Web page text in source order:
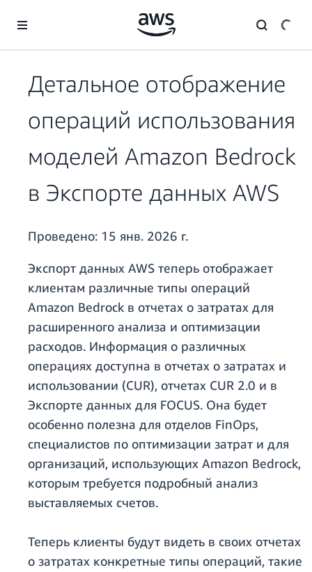
Перейти к главному контенту
Детальное отображение
операций использования
моделей Amazon Bedrock
в Экспорте данных AWS
Проведено: 15 янв. 2026 г.
Экспорт данных AWS теперь отображает
клиентам различные типы операций
Amazon Bedrock в отчетах о затратах для
расширенного анализа и оптимизации
расходов. Информация о различных
операциях доступна в отчетах о затратах и
использовании (CUR), отчетах CUR 2.0 и в
Экспорте данных для FOCUS. Она будет
особенно полезна для отделов FinOps,
специалистов по оптимизации затрат и для
организаций, использующих Amazon Bedrock,
которым требуется подробный анализ
выставляемых счетов.
Теперь клиенты будут видеть в своих отчетах
о затратах конкретные типы операций, такие